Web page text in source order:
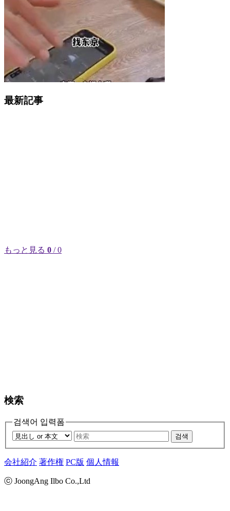
最新記事
もっと見る 0 / 0
検索
검색어 입력폼
검색
会社紹介 著作権 PC版 個人情報
ⓒ JoongAng Ilbo Co.,Ltd